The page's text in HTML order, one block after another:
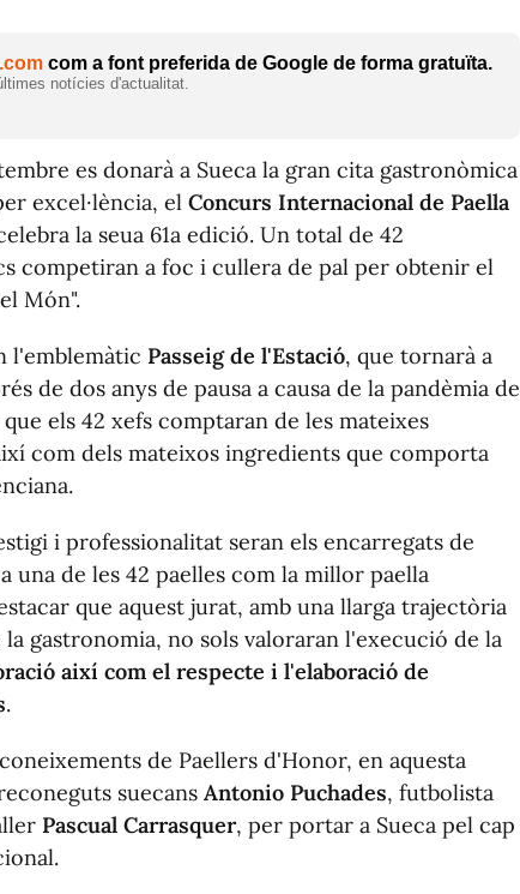
com a font preferida de Google de forma gratuïta.
notícies d'actualitat.
es donarà a Sueca la gran cita gastronòmica
excel·lència, el Concurs Internacional de Paella
la seua 61a edició. Un total de 42
competiran a foc i cullera de pal per obtenir el
Món".
l'emblemàtic Passeig de l'Estació, que tornarà a
de dos anys de pausa a causa de la pandèmia de
els 42 xefs comptaran de les mateixes
com dels mateixos ingredients que comporta
i professionalitat seran els encarregats de
una de les 42 paelles com la millor paella
que aquest jurat, amb una llarga trajectòria
gastronomia, no sols valoraran l'execució de la
així com el respecte i l'elaboració de
.
de Paellers d'Honor, en aquesta
suecans Antonio Puchades, futbolista
Pascual Carrasquer, per portar a Sueca pel cap